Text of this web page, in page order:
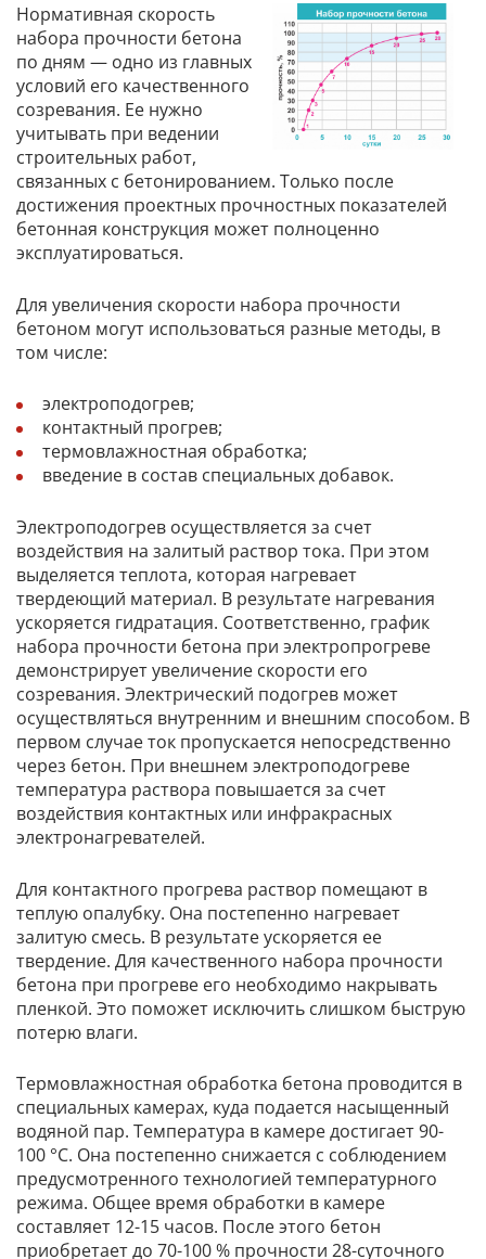
Нормативная скорость
набора прочности бетона
по дням — одно из главных
условий его качественного
созревания. Ее нужно
учитывать при ведении
строительных работ,
связанных с бетонированием. Только после
достижения проектных прочностных показателей
бетонная конструкция может полноценно
эксплуатироваться.
Для увеличения скорости набора прочности
бетоном могут использоваться разные методы, в
том числе:
электроподогрев;
контактный прогрев;
термовлажностная обработка;
введение в состав специальных добавок.
Электроподогрев осуществляется за счет
воздействия на залитый раствор тока. При этом
выделяется теплота, которая нагревает
твердеющий материал. В результате нагревания
ускоряется гидратация. Соответственно, график
набора прочности бетона при электропрогреве
демонстрирует увеличение скорости его
созревания. Электрический подогрев может
осуществляться внутренним и внешним способом. В
первом случае ток пропускается непосредственно
через бетон. При внешнем электроподогреве
температура раствора повышается за счет
воздействия контактных или инфракрасных
электронагревателей.
Для контактного прогрева раствор помещают в
теплую опалубку. Она постепенно нагревает
залитую смесь. В результате ускоряется ее
твердение. Для качественного набора прочности
бетона при прогреве его необходимо накрывать
пленкой. Это поможет исключить слишком быструю
потерю влаги.
Термовлажностная обработка бетона проводится в
специальных камерах, куда подается насыщенный
водяной пар. Температура в камере достигает 90-
100 °C. Она постепенно снижается с соблюдением
предусмотренного технологией температурного
режима. Общее время обработки в камере
составляет 12-15 часов. После этого бетон
приобретает до 70-100 % прочности 28-суточного